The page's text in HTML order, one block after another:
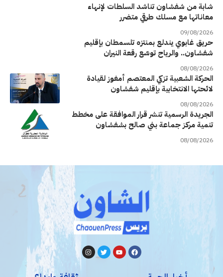
شابة من شفشاون تناشد السلطات لإنهاء
معاناتها مع مسلك طرقي متضرر
09/08/2026
حريق غابوي يندلع بمنتزه تلسمطان بإقليم
شفشاون.. والرياح توسّع رقعة النيران
08/08/2026
الحركة الشعبية تزكي المعتصم أمغوز لقيادة
لائحتها الانتخابية بإقليم شفشاون
08/08/2026
الجريدة الرسمية تنشر قرار الموافقة على مخطط
تنمية مركز جماعة بني صالح بشفشاون
08/08/2026